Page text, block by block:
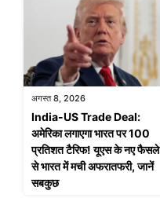
अगस्त 8, 2026
India-US Trade Deal:
अमेरिका लगाएगा भारत पर 100
प्रतिशत टैरिफ! यूएस के नए फैसले
से भारत में मची अफरातफरी, जानें
सबकुछ